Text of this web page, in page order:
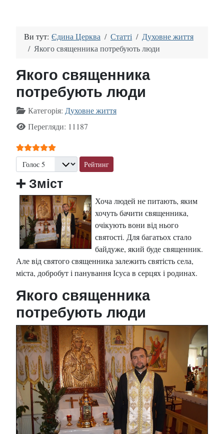
Ви тут: Єдина Церква Статті
Духовне життя
Якого священника потребують люди
Якого священника
потребують люди
ДеталіКатегорія: Духовне життя
Перегляди: 11187
Рейтинг користувача:
Будь ласка, поставте оцінку
➕ Зміст
Хоча людей не питають, яким
хочуть бачити священника,
очікують вони від нього
святості. Для багатьох стало
байдуже, який буде священник.
Але від святого священника залежить святість села,
міста, добробут і панування Ісуса в серцях і родинах.
Якого священника
потребують люди